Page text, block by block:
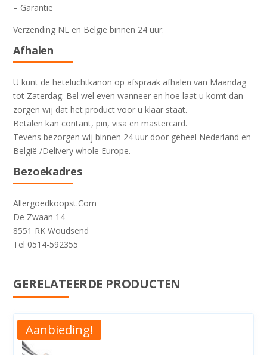
– Garantie
Verzending NL en België binnen 24 uur.
Afhalen
U kunt de heteluchtkanon op afspraak afhalen van Maandag
tot Zaterdag. Bel wel even wanneer en hoe laat u komt dan
zorgen wij dat het product voor u klaar staat.
Betalen kan contant, pin, visa en mastercard.
Tevens bezorgen wij binnen 24 uur door geheel Nederland en
België /Delivery whole Europe.
Bezoekadres
Allergoedkoopst.Com
De Zwaan 14
8551 RK Woudsend
Tel 0514-592355
GERELATEERDE PRODUCTEN
Aanbieding!